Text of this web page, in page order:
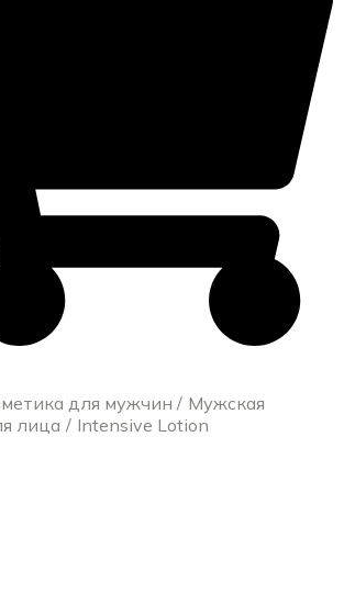
для мужчин
Мужская
лица
Intensive Lotion